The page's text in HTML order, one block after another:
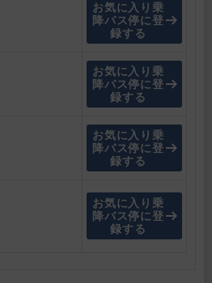
お気に入り乗
降バス停に登
録する
お気に入り乗
降バス停に登
録する
お気に入り乗
降バス停に登
録する
お気に入り乗
降バス停に登
録する